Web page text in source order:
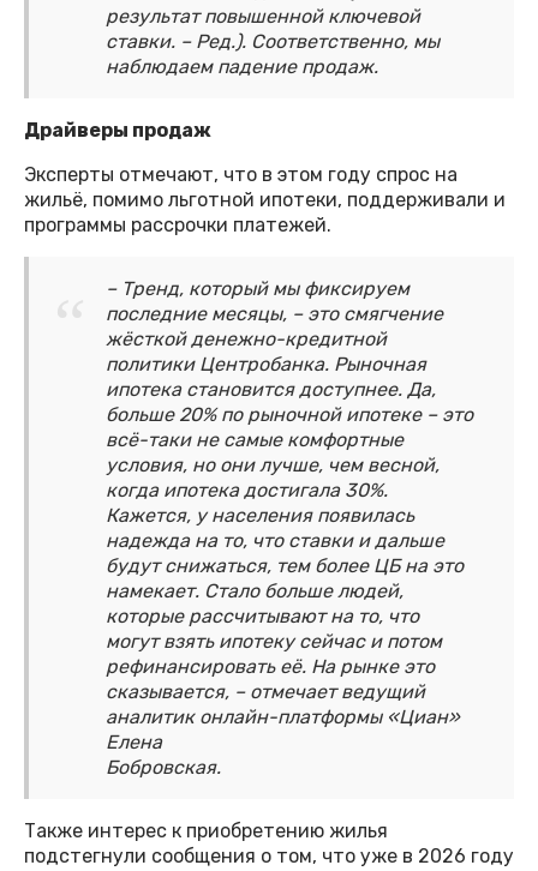
результат повышенной ключевой
ставки. – Ред.). Соответственно, мы
наблюдаем падение продаж.
Драйверы продаж
Эксперты отмечают, что в этом году спрос на
жильё, помимо льготной ипотеки, поддерживали и
программы рассрочки платежей.
– Тренд, который мы фиксируем
последние месяцы, – это смягчение
жёсткой денежно-кредитной
политики Центробанка. Рыночная
ипотека становится доступнее. Да,
больше 20% по рыночной ипотеке – это
всё-таки не самые комфортные
условия, но они лучше, чем весной,
когда ипотека достигала 30%.
Кажется, у населения появилась
надежда на то, что ставки и дальше
будут снижаться, тем более ЦБ на это
намекает. Стало больше людей,
которые рассчитывают на то, что
могут взять ипотеку сейчас и потом
рефинансировать её. На рынке это
сказывается, – отмечает ведущий
аналитик онлайн-платформы «Циан»
Елена
Бобровская.
Также интерес к приобретению жилья
подстегнули сообщения о том, что уже в 2026 году